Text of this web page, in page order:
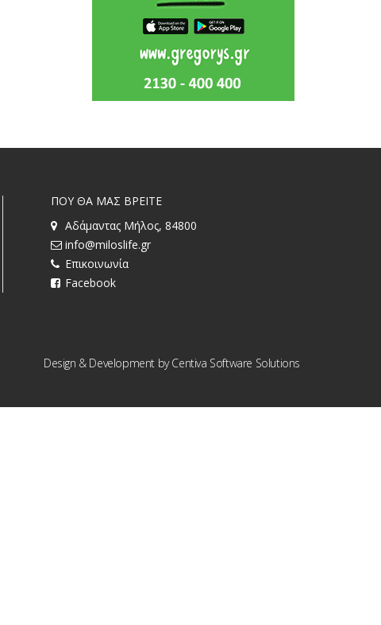
ΠΟΥ ΘΑ ΜΑΣ ΒΡΕΙΤΕ
Αδάμαντας Μήλος, 84800
info@miloslife.gr
Επικοινωνία
Facebook
Design & Development byCentiva Software Solutions